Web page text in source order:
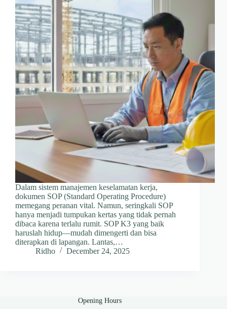
Dalam sistem manajemen keselamatan kerja,
dokumen SOP (Standard Operating Procedure)
memegang peranan vital. Namun, seringkali SOP
hanya menjadi tumpukan kertas yang tidak pernah
dibaca karena terlalu rumit. SOP K3 yang baik
haruslah hidup—mudah dimengerti dan bisa
diterapkan di lapangan. Lantas,…
Ridho
December 24, 2025
Opening Hours